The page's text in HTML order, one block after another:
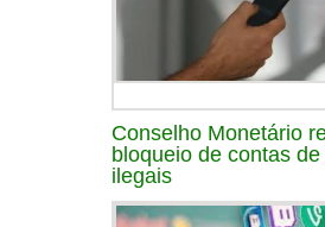
Conselho Monetário
bloqueio de contas
ilegais